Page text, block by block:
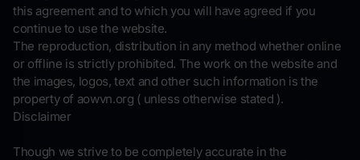
this agreement and to which you will have agreed if you
continue to use the website.
The reproduction, distribution in any method whether online
or offline is strictly prohibited. The work on the website and
the images, logos, text and other such information is the
property of aowvn.org ( unless otherwise stated ).
Disclaimer
Though we strive to be completely accurate in the